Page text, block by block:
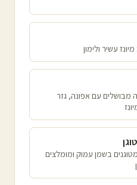
עשיר ולימון
מבושלים עם אפונה, גזר
בשמן עמוק ומומלצים